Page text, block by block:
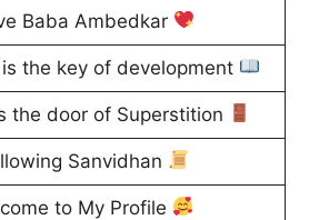
Baba Ambedkar
the key of development
the door of Superstition
Sanvidhan
to My Profile